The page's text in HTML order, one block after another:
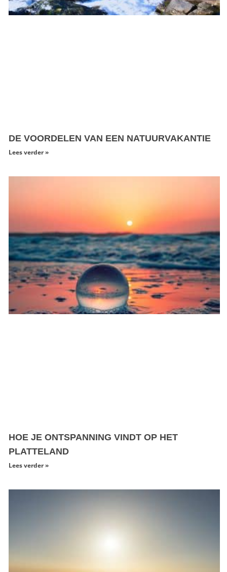
DE VOORDELEN VAN EEN NATUURVAKANTIE
Lees verder »
HOE JE ONTSPANNING VINDT OP HET
PLATTELAND
Lees verder »